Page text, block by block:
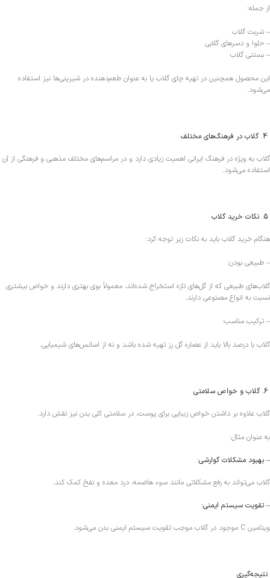
از جمله:
– شربت گلاب
– حلوا و دسرهای گلابی
– بستنی گلاب
این محصول همچنین در تهیه چای گلاب یا به عنوان طعم‌دهنده در شیرینی‌ها نیز استفاده
می‌شود.
گلاب به ویژه در فرهنگ ایرانی اهمیت زیادی دارد و در مراسم‌های مختلف مذهبی و فرهنگی از آن
استفاده می‌شود.
هنگام خرید گلاب باید به نکات زیر توجه کرد:
– طبیعی بودن:
گلاب‌های طبیعی که از گل‌های تازه استخراج شده‌اند، معمولاً بوی بهتری دارند و خواص بیشتری
نسبت به انواع مصنوعی دارند.
– ترکیب مناسب:
گلاب با درصد بالا باید از عصاره گل رز تهیه شده باشد و نه از اسانس‌های شیمیایی.
گلاب علاوه بر داشتن خواص زیبایی برای پوست، در سلامتی کلی بدن نیز نقش دارد.
به عنوان مثال:
– بهبود مشکلات گوارشی:
گلاب می‌تواند به رفع مشکلاتی مانند سوء هاضمه، درد معده و نفخ کمک کند.
– تقویت سیستم ایمنی:
ویتامین C موجود در گلاب موجب تقویت سیستم ایمنی بدن می‌شود.
نتیجه‌گیری